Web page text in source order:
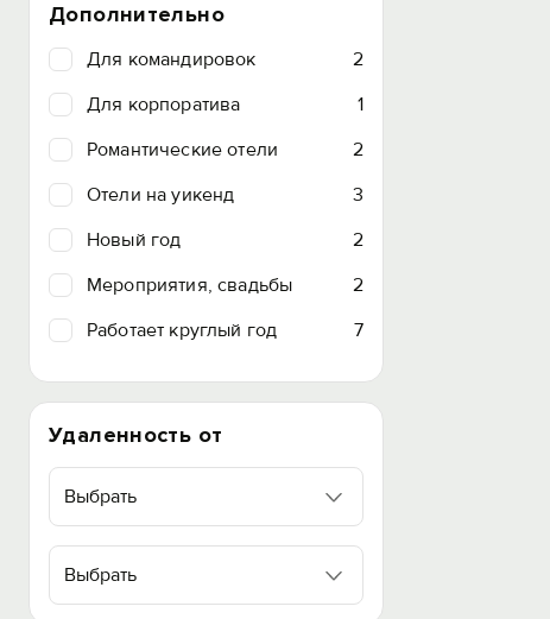
Дополнительно
Для командировок
2
Для корпоратива
1
Романтические отели
2
Отели на уикенд
3
Новый год
2
Мероприятия, свадьбы
2
Работает круглый год
7
Удаленность от
Выбрать
Выбрать